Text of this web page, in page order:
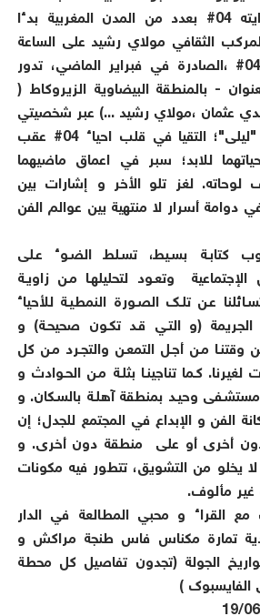
عطى، يقدم فيها روايته 04# بعدد من المدن المغربية بدءا
الثقافي مولاي رشيد على الساعة
الخامسة زوالاً. رواية 04# ،الصادرة في فبراير الماضي، تدور
- بالمنطقة البيضاوية الزيروكاط (
عثمان ،مولاي رشيد ...) عبر شخصيتي
"ماكس المهندس" و "ليلى"؛ التقيا في قلب احياء 04# عقب
للابد؛ سبر في اعماق ماضيهما
لغز تلو الأخر و إشارات بين
دوامة أسرار لا منتهية بين عوالم الفن
كتابــة بســيط، تســلط الضــوء عــلى
وتعــود لتحليلهــا مــن زاويــة
عــن تلــك الصــورة النمطيــة للأحياء
(و التــي قــد تكــون صحيحــة) و
وقتنــا مــن أجــل التمعــن والتجــرد مــن كل
كــما تناجينــا بثلــة مــن الحــوادث و
مستشــفى وحيــد بمنطقة آهلــة بالســكان. و
الفن و الإبداع في المجتمع للجدل؛ إن
أخرى أو على منطقة دون أخرى. و
يخلو من التشويق، تتطور فيه مكونات
مألوف.
مع القراء و محبي المطالعة في الدار
تمارة مكناس فاس طنجة مراكش و
الجولة (تجدون تفاصيل كل محطة
)